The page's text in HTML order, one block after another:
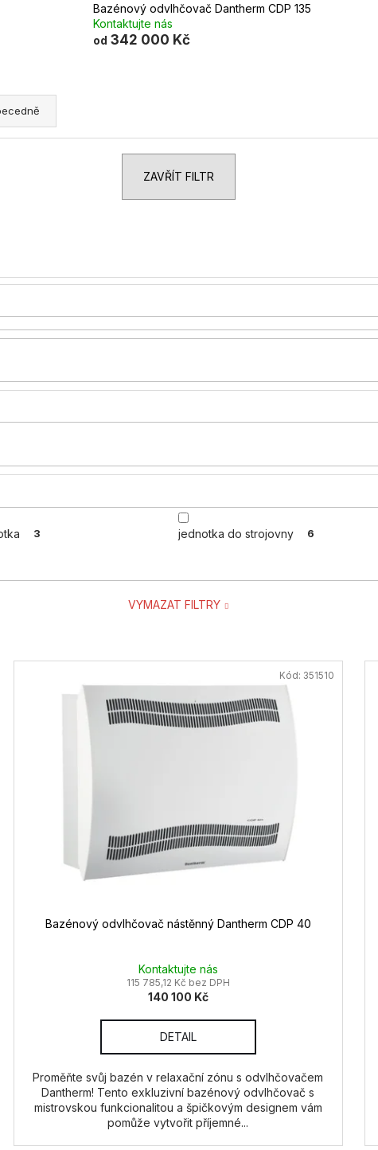
Bazénový odvlhčovač Dantherm CDP 135
Kontaktujte nás
od 342 000 Kč
ZAVŘÍT FILTR
3 jednotka do strojovny 6
VYMAZAT FILTRY
Bazénový odvlhčovač nástěnný Dantherm CDP 40
Kontaktujte nás
115 785,12 Kč bez DPH
140 100 Kč
DETAIL
Proměňte svůj bazén v relaxační zónu s odvlhčovačem
Dantherm! Tento exkluzivní bazénový odvlhčovač s
mistrovskou funkcionalitou a špičkovým designem vám
pomůže vytvořit příjemné...
Kód: 351510